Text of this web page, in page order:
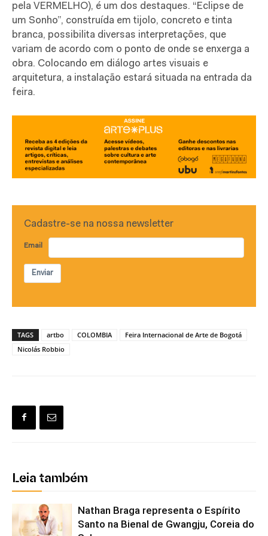
pela VERMELHO), é um dos destaques. “Eclipse de
um Sonho”, construída em tijolo, concreto e tinta
branca, possibilita diversas interpretações, que
variam de acordo com o ponto de onde se enxerga a
obra. Colocando em diálogo artes visuais e
arquitetura, a instalação estará situada na entrada da
feira.
Cadastre-se na nossa newsletter
Email
Enviar
TAGS artbo COLOMBIA
Feira Internacional de Arte de Bogotá
Nicolás Robbio
Leia também
Nathan Braga representa o Espírito
Santo na Bienal de Gwangju, Coreia do